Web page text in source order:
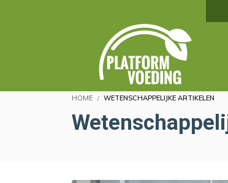
HOME WETENSCHAPPELIJKE ARTIKELEN